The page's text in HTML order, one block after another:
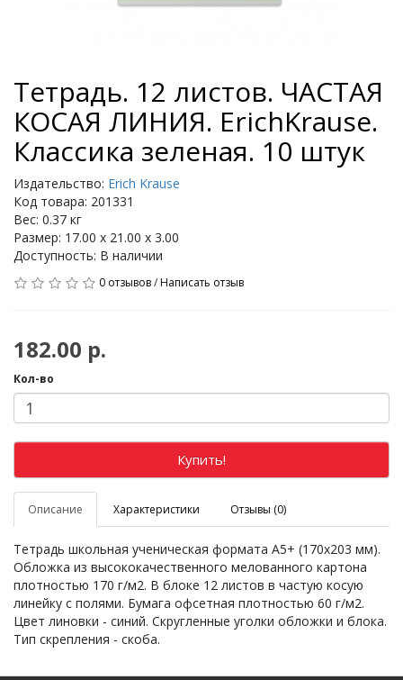
Тетрадь. 12 листов. ЧАСТАЯ
КОСАЯ ЛИНИЯ. ErichKrause.
Классика зеленая. 10 штук
Издательство: Erich Krause
Код товара: 201331
Вес: 0.37 кг
Размер: 17.00 x 21.00 x 3.00
Доступность: В наличии
0 отзывов/Написать отзыв
182.00 р.
Кол-во
Купить!
Описание Характеристики Отзывы (0)
Тетрадь школьная ученическая формата А5+ (170х203 мм).
Обложка из высококачественного мелованного картона
плотностью 170 г/м2. В блоке 12 листов в частую косую
линейку с полями. Бумага офсетная плотностью 60 г/м2.
Цвет линовки - синий. Скругленные уголки обложки и блока.
Тип скрепления - скоба.